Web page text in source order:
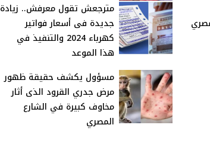
مترجعش تقول معرفش.. زيادة
جديدة فى أسعار فواتير
كهرباء 2024 والتنفيذ في
هذا الموعد
مسؤول يكشف حقيقة ظهور
مرض جدري القرود الذى أثار
مخاوف كبيرة في الشارع
المصري